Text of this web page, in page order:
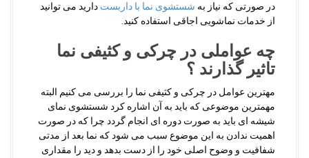
در صورتی که نیاز به شستشوی نما با داربست دارید می توانید
از خدمات نماشویی اجاقی استفاده کنید.
چه عواملی در چرکی و کثیفی نما
تاثیر گذارند ؟
مهترین عوامل در چرکی و کثیفی نما را بررسی می کنیم البته
مهمترین موضوعی که باید به آن اشاره کرد شستشوی نمای
شیشه ای باید به صورت دوره ای انجام گردد چرا که در صورت
اهمیت ندادن به این موضوع سبب می شود که نما بعد از مدتی
شفافیت و وضوح اصلی خود را از دست بدهد و دید را مقداری